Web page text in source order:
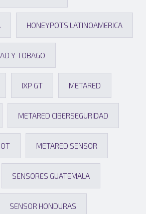
HONEYPOTS LATINOAMERICA
Y TOBAGO
IXP GT METARED
METARED CIBERSEGURIDAD
METARED SENSOR
SENSORES GUATEMALA
SENSOR HONDURAS